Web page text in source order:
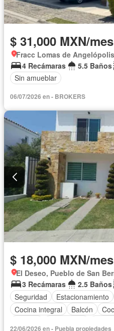
$ 31,000 MXN/mes
Fracc Lomas de
4 Recámaras
5.5 Baños
Sin amueblar
06/07/2026 en - BROKERS
$ 18,000 MXN/mes
El Deseo, Pueblo de San
3 Recámaras
2.5 Baños
Seguridad
Estacionamiento
Cocina integral
Balcón
22/06/2026 en - Puebla propiedades